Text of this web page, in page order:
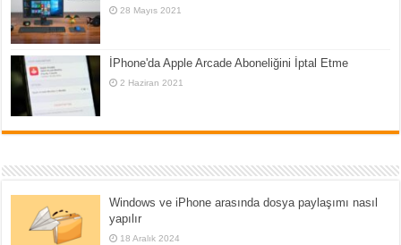
28 Mayıs 2021
İPhone'da Apple Arcade Aboneliğini İptal Etme
2 Haziran 2021
Windows ve iPhone arasında dosya paylaşımı nasıl
yapılır
18 Aralık 2024